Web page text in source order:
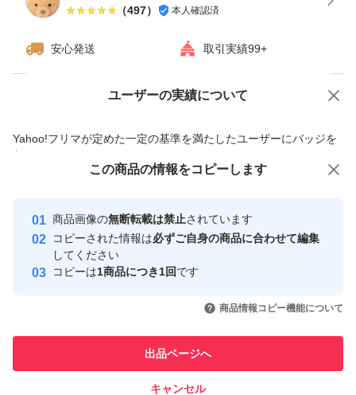
（497） 本人確認済
安心発送 取引実績99+
ユーザーの実績について
Yahoo!フリマが定めた一定の基準を満たしたユーザーにバッジを
付与しています
安心取引出品者
心・安全なユーザーです
取引実績
引を完了させた実績があります
での取引実績があります
価格の相談 商品への質問
この商品の情報をコピーします
商品画像の無断転載は禁止されています
コピーされた情報は必ずご自身の商品に合わせて編集
してください
コピーは1商品につき1回です
商品情報コピー機能について
出品ページへ
キャンセル
この商品をみている人にオススメ